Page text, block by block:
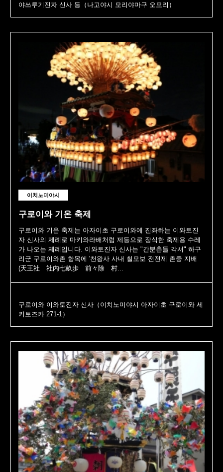
야쓰루기진자 신사 등（나고야시 모리야마구 오모리）
이치노미야시
구로이와 기온 축제
구로이와 기온 축제는 아자이초 구로이와에 진좌하는 이와토진
자 신사의 제례로 마키와라배처럼 제등으로 장식한 축제용 수레
가 나오는 제례입니다. 이와토진자 신사는 "간분촌들 각서" 하구
리군 구로이와촌 항목에 '천왕사 사내 칠모보 전전제 촌중 지배
(天王社 社内七畝歩 前々除 村...
구로이와 이와토진자 신사（이치노미야시 아자이초 구로이와 세
키토즈카 271-1）